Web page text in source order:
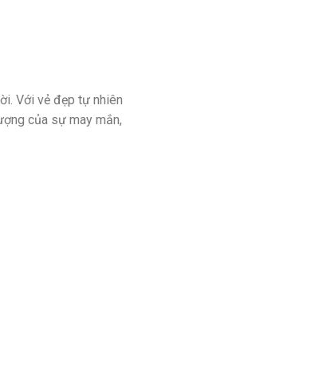
Với vẻ đẹp tự nhiên
của sự may mắn,